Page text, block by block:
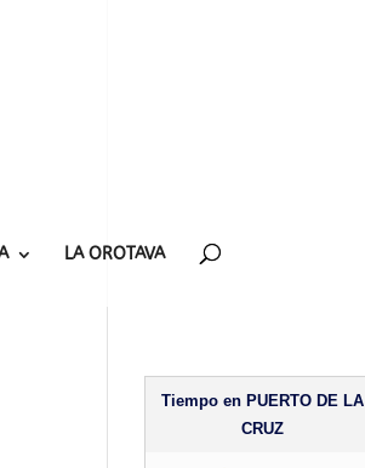
LA OROTAVA
Tiempo en PUERTO DE LA
CRUZ